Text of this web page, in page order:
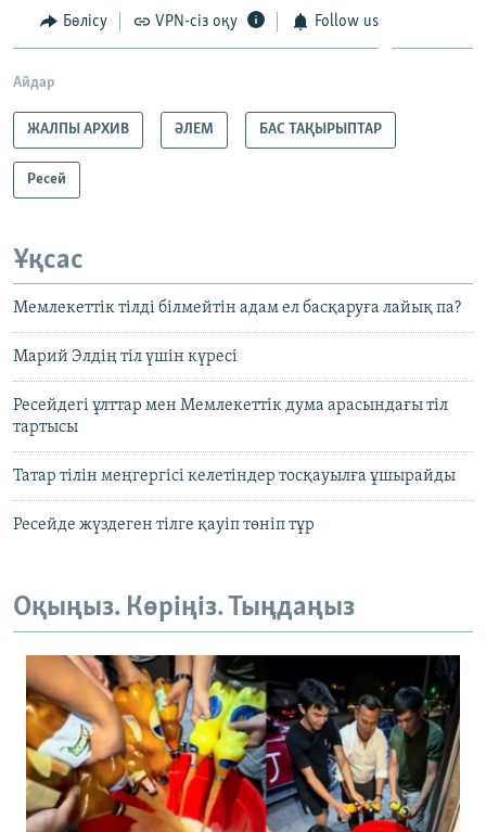
Бөлісу VPN-сіз оқу Follow us
Айдар
ЖАЛПЫ АРХИВ ӘЛЕМ БАС ТАҚЫРЫПТАР
Ресей
Ұқсас
Мемлекеттік тілді білмейтін адам ел басқаруға лайық па?
Марий Элдің тіл үшін күресі
Ресейдегі ұлттар мен Мемлекеттік дума арасындағы тіл
тартысы
Татар тілін меңгергісі келетіндер тосқауылға ұшырайды
Ресейде жүздеген тілге қауіп төніп тұр
Оқыңыз. Көріңіз. Тыңдаңыз